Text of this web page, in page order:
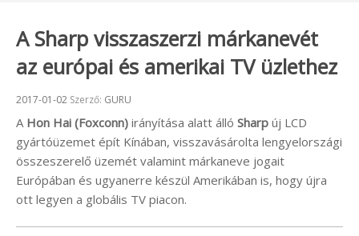
A Sharp visszaszerzi márkanevét
az európai és amerikai TV üzlethez
Beküldve:
2017-01-02 Szerző: GURU
A Hon Hai (Foxconn) irányítása alatt álló Sharp új LCD
gyártóüzemet épít Kínában, visszavásárolta lengyelországi
összeszerelő üzemét valamint márkaneve jogait
Európában és ugyanerre készül Amerikában is, hogy újra
ott legyen a globális TV piacon.